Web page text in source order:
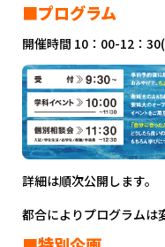
■プログラム
開催時間 10：00-12：
詳細は順次公開します。
都合によりプログラムは